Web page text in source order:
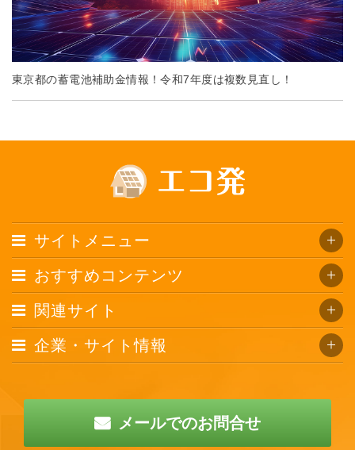
東京都の蓄電池補助金情報！令和7年度は複数見直し！
サイトメニュー
おすすめコンテンツ
関連サイト
企業・サイト情報
メールでのお問合せ